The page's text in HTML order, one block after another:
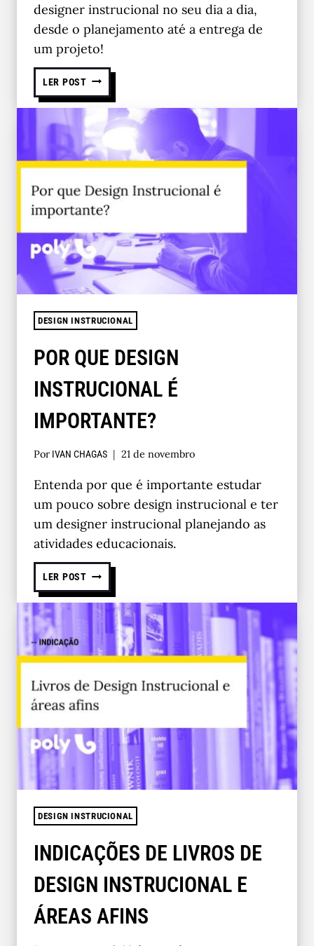
designer instrucional no seu dia a dia,
desde o planejamento até a entrega de
um projeto!
LER POST
DESIGN INSTRUCIONAL
POR QUE DESIGN
INSTRUCIONAL É
IMPORTANTE?
Por IVAN CHAGAS 21 de novembro
Entenda por que é importante estudar
um pouco sobre design instrucional e ter
um designer instrucional planejando as
atividades educacionais.
LER POST
DESIGN INSTRUCIONAL
INDICAÇÕES DE LIVROS DE
DESIGN INSTRUCIONAL E
ÁREAS AFINS